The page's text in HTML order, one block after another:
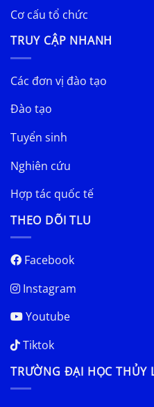
Cơ cấu tổ chức
TRUY CẬP NHANH
Các đơn vị đào tạo
Đào tạo
Tuyển sinh
Nghiên cứu
Hợp tác quốc tế
THEO DÕI TLU
Facebook
Instagram
Youtube
Tiktok
TRƯỜNG ĐẠI HỌC THỦY